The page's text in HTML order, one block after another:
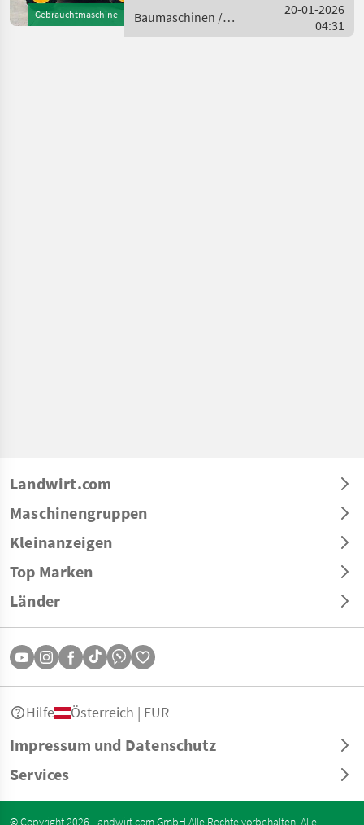
Gebrauchtmaschine
AGRI PLUS Sehr kompakter
Lader
Baumaschinen /
JCB
20-01-2026
04:31
Landwirt.com
Maschinengruppen
Kleinanzeigen
Top Marken
Länder
Impressum und Datenschutz
Services
Hilfe Österreich | EUR
© Copyright 2026 Landwirt.com GmbH Alle Rechte vorbehalten. Alle